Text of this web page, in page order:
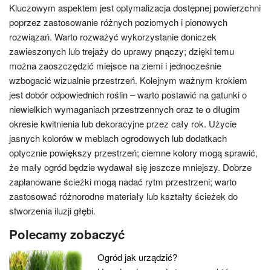
Kluczowym aspektem jest optymalizacja dostępnej powierzchni
poprzez zastosowanie różnych poziomych i pionowych
rozwiązań. Warto rozważyć wykorzystanie doniczek
zawieszonych lub trejaży do uprawy pnączy; dzięki temu
można zaoszczędzić miejsce na ziemi i jednocześnie
wzbogacić wizualnie przestrzeń. Kolejnym ważnym krokiem
jest dobór odpowiednich roślin – warto postawić na gatunki o
niewielkich wymaganiach przestrzennych oraz te o długim
okresie kwitnienia lub dekoracyjne przez cały rok. Użycie
jasnych kolorów w meblach ogrodowych lub dodatkach
optycznie powiększy przestrzeń; ciemne kolory mogą sprawić,
że mały ogród będzie wydawał się jeszcze mniejszy. Dobrze
zaplanowane ścieżki mogą nadać rytm przestrzeni; warto
zastosować różnorodne materiały lub kształty ścieżek do
stworzenia iluzji głębi.
Polecamy zobaczyć
Ogród jak urządzić?